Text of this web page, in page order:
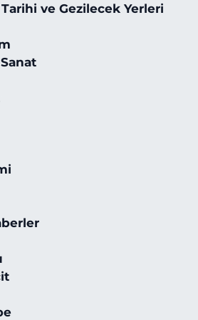
ve Gezilecek Yerleri